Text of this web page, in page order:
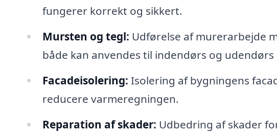
fungerer korrekt og sikkert.
Mursten og tegl: Udførelse af murerarbejde
både kan anvendes til indendørs og udendørs
Facadeisolering: Isolering af bygningens
reducere varmeregningen.
Reparation af skader: Udbedring af skader